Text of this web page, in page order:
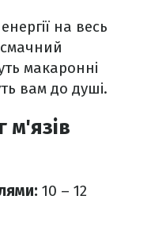
на весь
макаронні
вам до душі.
м'язів
10 – 12